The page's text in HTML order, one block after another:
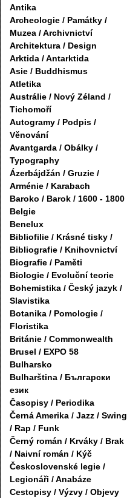
Antika
Archeologie / Památky /
Muzea / Archivnictví
Architektura / Design
Arktida / Antarktida
Asie / Buddhismus
Atletika
Austrálie / Nový Zéland /
Tichomoří
Autogramy / Podpis /
Věnování
Avantgarda / Obálky /
Typography
Ázerbájdžán / Gruzie /
Arménie / Karabach
Baroko / Barok / 1600 - 1800
Belgie
Benelux
Bibliofilie / Krásné tisky /
Bibliografie / Knihovnictví
Biografie / Paměti
Biologie / Evoluční teorie
Bohemistika / Český jazyk /
Slavistika
Botanika / Pomologie /
Floristika
Británie / Commonwealth
Brusel / EXPO 58
Bulharsko
Bulharština / Български
език
Časopisy / Periodika
Černá Amerika / Jazz / Swing
/ Rap / Funk
Černý román / Krváky / Brak
/ Naivní román / Kýč
Československé legie /
Legionáři / Anabáze
Cestopisy / Výzvy / Objevy